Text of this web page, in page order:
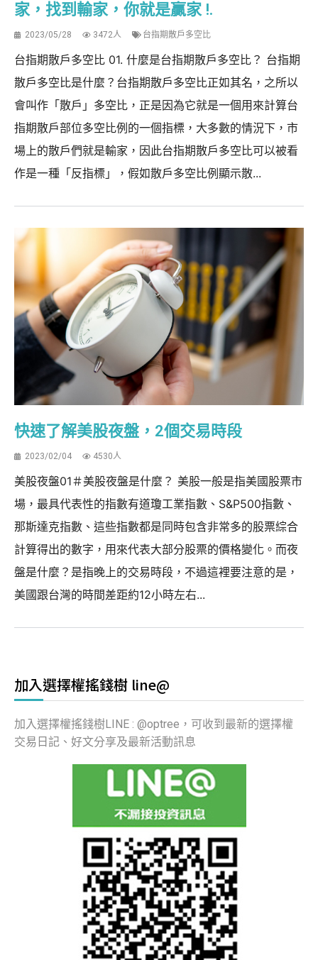
家，找到輸家，你就是贏家 !.
2023/05/28 3472人 台指期散戶多空比
台指期散戶多空比 01. 什麼是台指期散戶多空比？ 台指期
散戶多空比是什麼？台指期散戶多空比正如其名，之所以
會叫作「散戶」多空比，正是因為它就是一個用來計算台
指期散戶部位多空比例的一個指標，大多數的情況下，市
場上的散戶們就是輸家，因此台指期散戶多空比可以被看
作是一種「反指標」，假如散戶多空比例顯示散...
快速了解美股夜盤，2個交易時段
2023/02/04 4530人
美股夜盤01＃美股夜盤是什麼？ 美股一般是指美國股票市
場，最具代表性的指數有道瓊工業指數、S&P500指數、
那斯達克指數、這些指數都是同時包含非常多的股票綜合
計算得出的數字，用來代表大部分股票的價格變化。而夜
盤是什麼？是指晚上的交易時段，不過這裡要注意的是，
美國跟台灣的時間差距約12小時左右...
加入選擇權搖錢樹 line@
加入選擇權搖錢樹LINE : @optree，可收到最新的選擇權
交易日記、好文分享及最新活動訊息